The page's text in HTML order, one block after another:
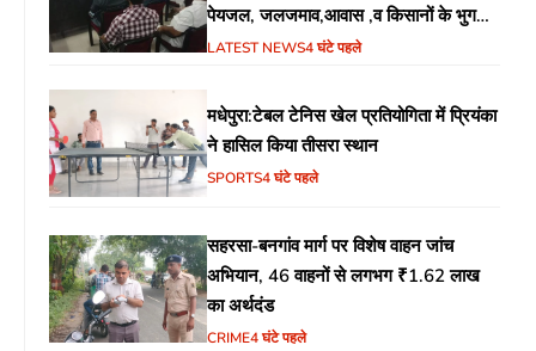
पेयजल, जलजमाव,आवास ,व किसानों के भुगतान
का उठा मुद्दा
LATEST NEWS4 घंटे पहले
मधेपुरा:टेबल टेनिस खेल प्रतियोगिता में प्रियंका
ने हासिल किया तीसरा स्थान
SPORTS4 घंटे पहले
सहरसा-बनगांव मार्ग पर विशेष वाहन जांच
अभियान, 46 वाहनों से लगभग ₹1.62 लाख
का अर्थदंड
CRIME4 घंटे पहले